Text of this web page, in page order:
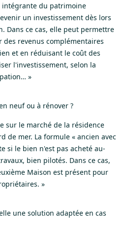
intégrante du patrimoine
un investissement dès lors
Dans ce cas, elle peut permettre
revenus complémentaires
et en réduisant le coût des
l'investissement, selon la
»
neuf ou à rénover ?
sur le marché de la résidence
de mer. La formule « ancien avec
si le bien n'est pas acheté au-
bien pilotés. Dans ce cas,
Maison est présent pour
»
une solution adaptée en cas